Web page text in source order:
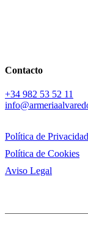
Contacto
+34 982 53 52 11
Política de Privacidad
Política de Cookies
Aviso Legal